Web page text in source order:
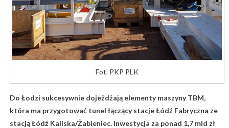
Fot. PKP PLK
Do Łodzi sukcesywnie dojeżdżają elementy maszyny TBM,
która ma przygotować tunel łączący stacje Łódź Fabryczna ze
stacją Łódź Kaliska/Żabieniec. Inwestycja za ponad 1,7 mld zł